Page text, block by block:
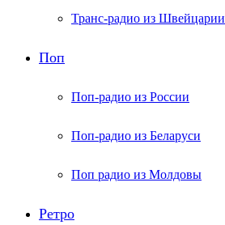
Транс-радио из Швейцарии
Поп
Поп-радио из России
Поп-радио из Беларуси
Поп радио из Молдовы
Ретро